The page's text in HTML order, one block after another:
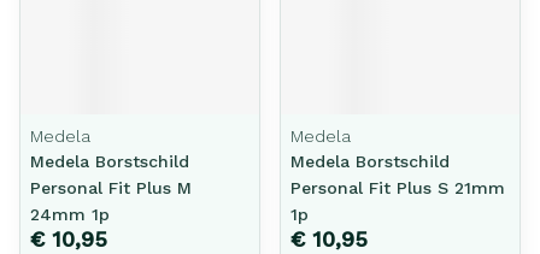
Medela
Medela Borstschild
Personal Fit Plus M
24mm 1p
€ 10,95
Medela
Medela Borstschild
Personal Fit Plus S 21mm
1p
€ 10,95